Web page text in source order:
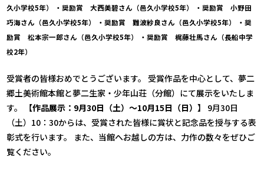
久小学校5年） ・奨励賞 大西美碧さん（邑久小学校5年） ・奨励賞 小野田
巧海さん（邑久小学校5年） ・奨励賞 難波紗良さん（邑久小学校5年） ・奨
励賞 松本宗一郎さん（邑久小学校5年） ・奨励賞 梶藤壮馬さん（長船中学
校2年）
受賞者の皆様おめでとうございます。 受賞作品を中心として、夢二
郷土美術館本館と夢二生家・少年山荘（分館）にて展示をいたしま
す。
【作品展示：9月30日（土）～10月15日（日）】
9月30日
（土）10：30からは、受賞された皆様に賞状と記念品を授与する表
彰式を行います。 また、当館へお越しの方は、力作の数々をぜひご
覧ください。